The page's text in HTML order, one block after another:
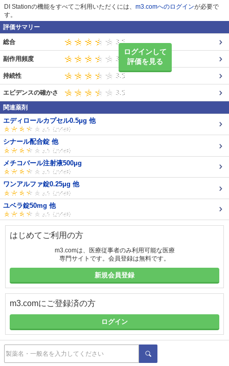
DI Stationの機能をすべてご利用いただくには、 m3.comへのログインが必要で
す。
評価サマリー
ログインして
評価を見る
総合
副作用頻度
持続性
エビデンスの確かさ
関連薬剤
エディロールカプセル0.5μg 他
シナール配合錠 他
メチコバール注射液500μg
ワンアルファ錠0.25μg 他
ユベラ錠50mg 他
はじめてご利用の方
m3.comは、医療従事者のみ利用可能な医療
専門サイトです。会員登録は無料です。
新規会員登録
m3.comにご登録済の方
ログイン